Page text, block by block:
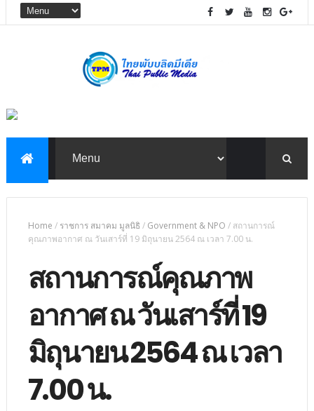
Home / ราชการ สมาคม มูลนิธิ / Government & NPO / สถานการณ์
คุณภาพอากาศ ณ วันเสาร์ที่ 19 มิถุนายน 2564 ณ เวลา 7.00 น.
สถานการณ์คุณภาพ
อากาศ ณ วันเสาร์ที่ 19
มิถุนายน 2564 ณ เวลา
7.00 น.